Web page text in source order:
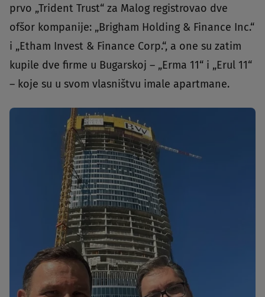
prvo „Trident Trust“ za Malog registrovao dve
ofšor kompanije: „Brigham Holding & Finance Inc.“
i „Etham Invest & Finance Corp.“, a one su zatim
kupile dve firme u Bugarskoj – „Erma 11“ i „Erul 11“
– koje su u svom vlasništvu imale apartmane.